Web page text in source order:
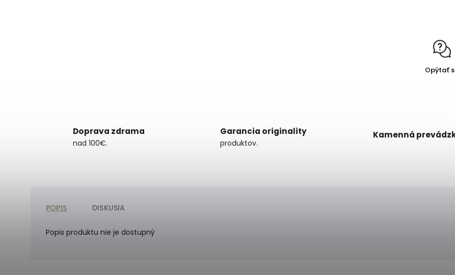
Opýtať
Doprava zdrama
nad 100€.
Garancia originality
produktov.
Kamenná
POPIS DISKUSIA
Popis produktu nie je dostupný